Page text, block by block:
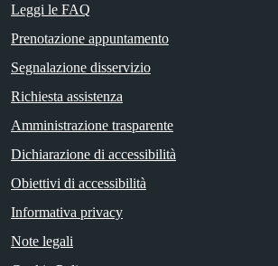
Leggi le FAQ
Prenotazione appuntamento
Segnalazione disservizio
Richiesta assistenza
Amministrazione trasparente
Dichiarazione di accessibilità
Obiettivi di accessibilità
Informativa privacy
Note legali